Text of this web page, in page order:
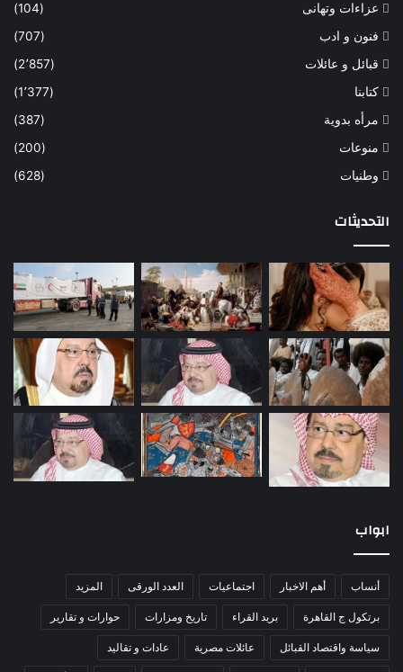
عزاءات وتهانى
(104)
فنون و ادب
(707)
قبائل و عائلات
(2٬857)
كتابنا
(1٬377)
مرأه بدوية
(387)
منوعات
(200)
وطنيات
(628)
التحديثات
ابواب
أنساب أهم الاخبار اجتماعيات العدد الورقى المزيد
برتكول ج القاهرة بريد القراء تاريخ ومزارات حوارات و تقارير
سياسة واقتصاد القبائل عائلات مصرية عادات و تقاليد